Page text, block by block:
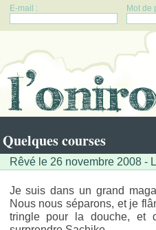
E-mail : Mot de
Quelques courses
Rêvé le 26 novembre 2008 -
Je suis dans un grand
Nous nous séparons, et je
tringle pour la douche, et